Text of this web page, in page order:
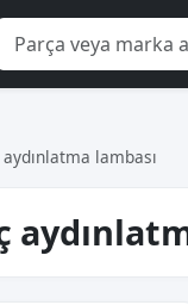
lambası